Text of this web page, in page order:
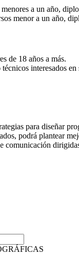
a un año,
menor a un año,
de 18 años a más.
interesados
para diseñar
podrá plantear
comunicación